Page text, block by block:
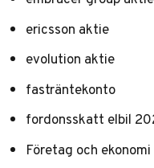
ericsson aktie
evolution aktie
fasträntekonto
fordonsskatt elbil
Företag och ekonomi